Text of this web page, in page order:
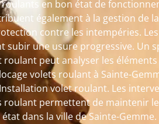
en bon état de
également à la gestion de la
contre les intempéries.
subir une usure progressive. Un
roulant peut analyser les
volets roulant à Sainte-
volet roulant. Les
roulant permettent de maintenir
dans la ville de Sainte-Gemme.